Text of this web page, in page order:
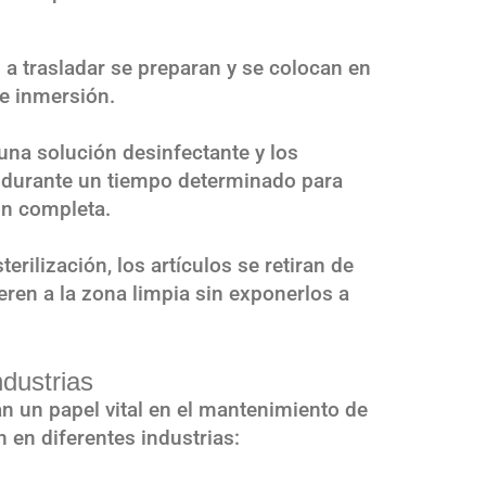
trasladar se preparan y se colocan en
inmersión.
solución desinfectante y los
un tiempo determinado para
completa.
los artículos se retiran de
a la zona limpia sin exponerlos a
un papel vital en el mantenimiento de
en diferentes industrias: